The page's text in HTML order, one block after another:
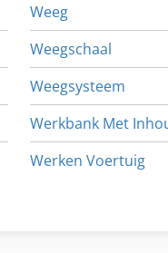
Weeg
Weegschaal
Weegsysteem
Werkbank Met
Werken Voertuig